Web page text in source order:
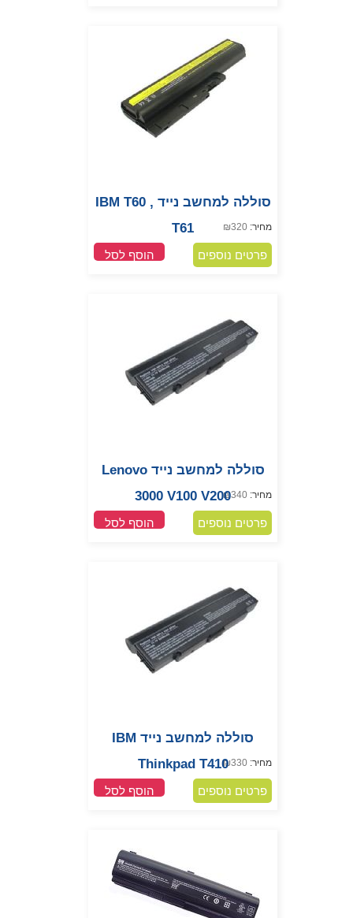
סוללה למחשב נייד IBM T60 ,
T61
מחיר: ₪320
פרטים נוספים הוסף לסל
סוללה למחשב נייד Lenovo
3000 V100 V200
מחיר: ₪340
פרטים נוספים הוסף לסל
סוללה למחשב נייד IBM
Thinkpad T410
מחיר: ₪330
פרטים נוספים הוסף לסל